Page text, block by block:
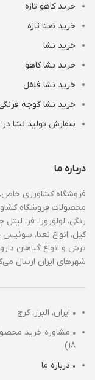
خرید کاهو تازه
خرید نعنا تازه
خرید نشا
خرید نشا کاهو
خرید نشا فلفل
خرید نشا گوجه
سفارش تولید نشا در
درباره ما
فروشگاه کشاورزی خاص،
محصولات فروشگاه
رنگی، لولوروزا، فر،
کیل، انواع نعنا، سوئیس
ترش و انواع گیاهان
شهرهای ایران ارسال
• ایران، البرز، کرج
•
18)
• درباره ما